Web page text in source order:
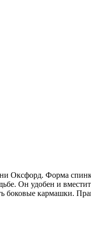
Оксфорд. Форма
Он удобен и
боковые кармашки.